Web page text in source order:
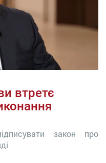
втретє
закон про